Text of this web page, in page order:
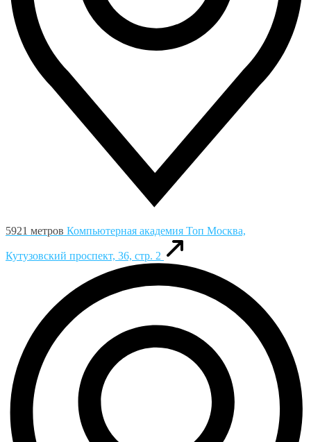
5921 метров Компьютерная академия Toп Москва,
Кутузовский проспект, 36, стр. 2